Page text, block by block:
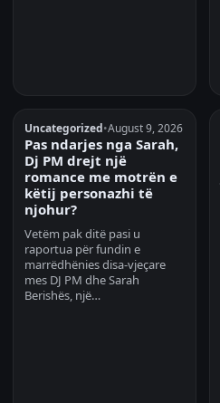
Uncategorized•August 9, 2026
Pas ndarjes nga Sarah,
Dj PM drejt një
romance me motrën e
këtij personazhi të
njohur?
Vetëm pak ditë pasi u
raportua për fundin e
marrëdhënies disa-vjeçare
mes DJ PM dhe Sarah
Berishës, një…